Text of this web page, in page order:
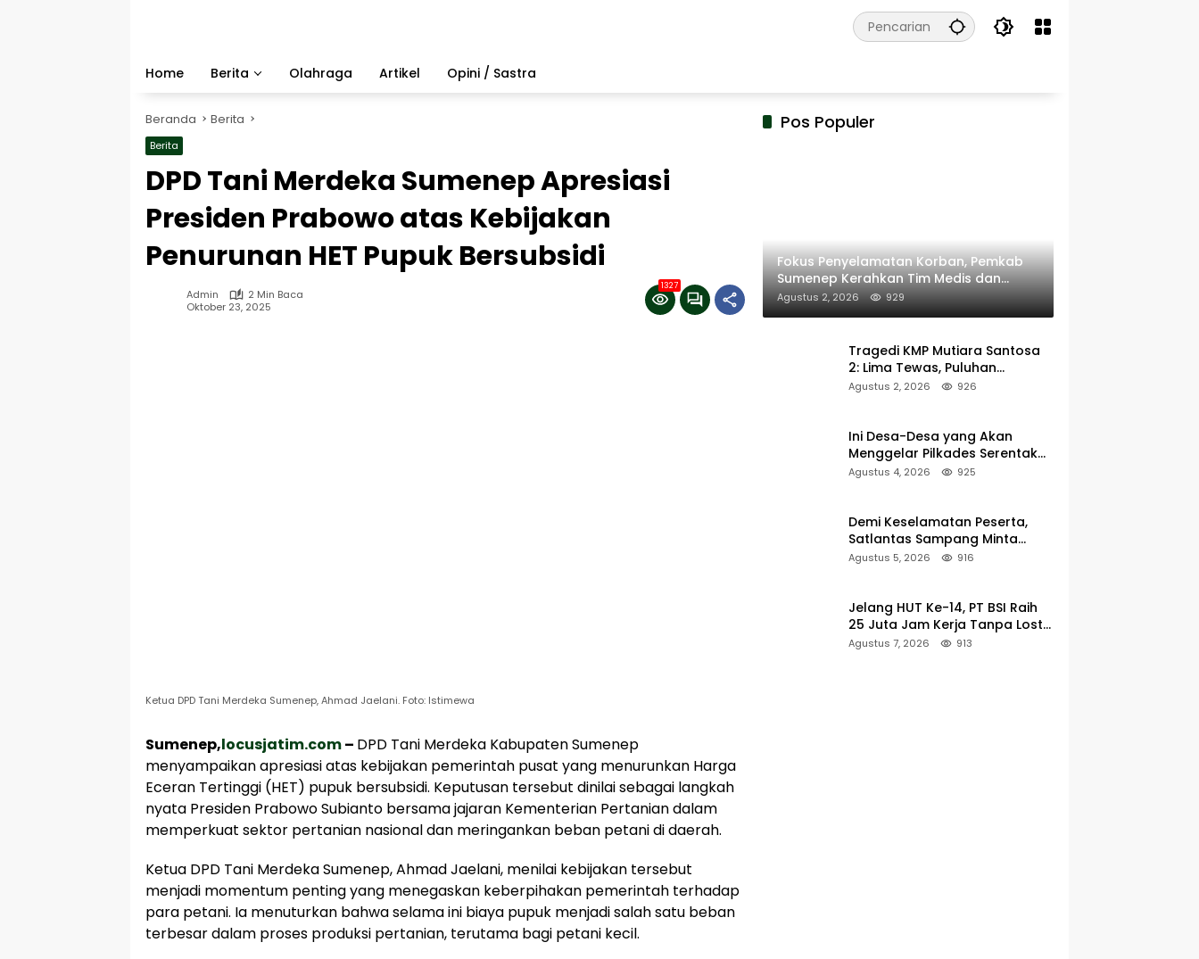
Home
Berita Olahraga Artikel Opini / Sastra
Beranda Berita
Berita
DPD Tani Merdeka Sumenep Apresiasi
Presiden Prabowo atas Kebijakan
Penurunan HET Pupuk Bersubsidi
Admin
2 Min Baca
Oktober 23, 2025
1327
Ketua DPD Tani Merdeka Sumenep, Ahmad Jaelani. Foto: Istimewa
Sumenep,locusjatim.com– DPD Tani Merdeka Kabupaten Sumenep
menyampaikan apresiasi atas kebijakan pemerintah pusat yang menurunkan Harga
Eceran Tertinggi (HET) pupuk bersubsidi. Keputusan tersebut dinilai sebagai langkah
nyata Presiden Prabowo Subianto bersama jajaran Kementerian Pertanian dalam
memperkuat sektor pertanian nasional dan meringankan beban petani di daerah.
Ketua DPD Tani Merdeka Sumenep, Ahmad Jaelani, menilai kebijakan tersebut
menjadi momentum penting yang menegaskan keberpihakan pemerintah terhadap
para petani. Ia menuturkan bahwa selama ini biaya pupuk menjadi salah satu beban
terbesar dalam proses produksi pertanian, terutama bagi petani kecil.
Pos Populer
Fokus Penyelamatan Korban, Pemkab
Sumenep Kerahkan Tim Medis dan
Ambulans ke Pelabuhan Kalianget
Agustus 2, 2026 929
Tragedi KMP Mutiara Santosa
2: Lima Tewas, Puluhan
Penumpang Masih Dalam
Agustus 2, 2026 926
Ini Desa-Desa yang Akan
Menggelar Pilkades Serentak
2027 di Kabupaten Sumenep
Agustus 4, 2026 925
Demi Keselamatan Peserta,
Satlantas Sampang Minta
Latihan Gerak Jalan Pindah ke
Agustus 5, 2026 916
Jelang HUT Ke-14, PT BSI Raih
25 Juta Jam Kerja Tanpa Lost-
Time Injury
Agustus 7, 2026 913